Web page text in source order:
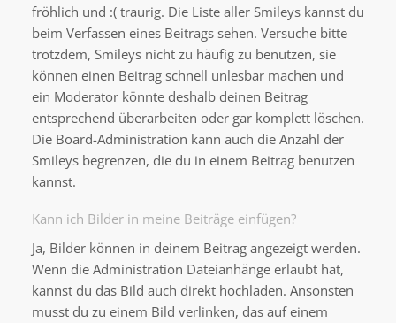
fröhlich und :( traurig. Die Liste aller Smileys kannst du
beim Verfassen eines Beitrags sehen. Versuche bitte
trotzdem, Smileys nicht zu häufig zu benutzen, sie
können einen Beitrag schnell unlesbar machen und
ein Moderator könnte deshalb deinen Beitrag
entsprechend überarbeiten oder gar komplett löschen.
Die Board-Administration kann auch die Anzahl der
Smileys begrenzen, die du in einem Beitrag benutzen
kannst.
Kann ich Bilder in meine Beiträge einfügen?
Ja, Bilder können in deinem Beitrag angezeigt werden.
Wenn die Administration Dateianhänge erlaubt hat,
kannst du das Bild auch direkt hochladen. Ansonsten
musst du zu einem Bild verlinken, das auf einem